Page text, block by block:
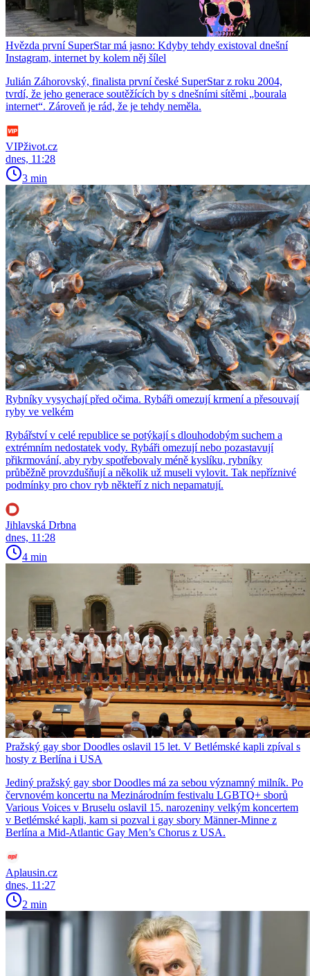
Hvězda první SuperStar má jasno: Kdyby tehdy existoval dnešní
Instagram, internet by kolem něj šílel
Julián Záhorovský, finalista první české SuperStar z roku 2004,
tvrdí, že jeho generace soutěžících by s dnešními sítěmi „bourala
internet“. Zároveň je rád, že je tehdy neměla.
VIPživot.cz
dnes, 11:28
3 min
Rybníky vysychají před očima. Rybáři omezují krmení a přesouvají
ryby ve velkém
Rybářství v celé republice se potýkají s dlouhodobým suchem a
extrémním nedostatek vody. Rybáři omezují nebo pozastavují
přikrmování, aby ryby spotřebovaly méně kyslíku, rybníky
průběžně provzdušňují a několik už museli vylovit. Tak nepříznivé
podmínky pro chov ryb někteří z nich nepamatují.
Jihlavská Drbna
dnes, 11:28
4 min
Pražský gay sbor Doodles oslavil 15 let. V Betlémské kapli zpíval s
hosty z Berlína i USA
Jediný pražský gay sbor Doodles má za sebou významný milník. Po
červnovém koncertu na Mezinárodním festivalu LGBTQ+ sborů
Various Voices v Bruselu oslavil 15. narozeniny velkým koncertem
v Betlémské kapli, kam si pozval i gay sbory Männer-Minne z
Berlína a Mid-Atlantic Gay Men’s Chorus z USA.
Aplausin.cz
dnes, 11:27
2 min